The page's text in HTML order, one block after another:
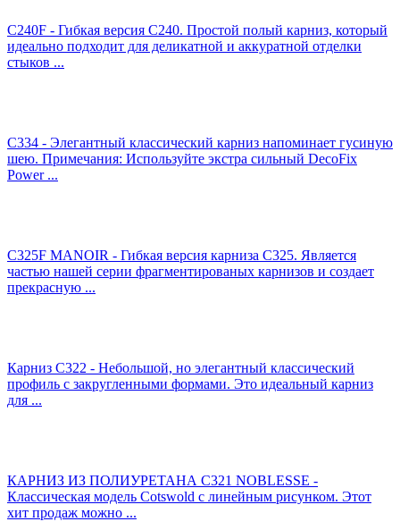
C240F - Гибкая версия C240. Простой полый карниз, который
идеально подходит для деликатной и аккуратной отделки
стыков ...
C334 - Элегантный классический карниз напоминает гусиную
шею. Примечания: Используйте экстра сильный DecoFix
Power ...
C325F MANOIR - Гибкая версия карниза C325. Является
частью нашей серии фрагментированых карнизов и создает
прекрасную ...
Карниз C322 - Небольшой, но элегантный классический
профиль с закругленными формами. Это идеальный карниз
для ...
КАРНИЗ ИЗ ПОЛИУРЕТАНА С321 NOBLESSE -
Классическая модель Cotswold с линейным рисунком. Этот
хит продаж можно ...